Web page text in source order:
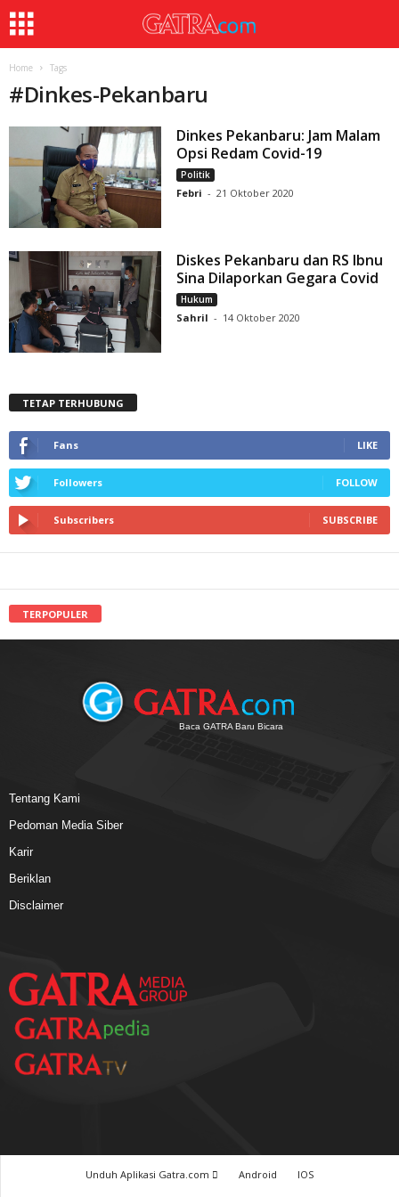
Home Tags
#Dinkes-Pekanbaru
Dinkes Pekanbaru: Jam Malam
Opsi Redam Covid-19
Politik
Febri - 21 Oktober 2020
Diskes Pekanbaru dan RS Ibnu
Sina Dilaporkan Gegara Covid
Hukum
Sahril - 14 Oktober 2020
TETAP TERHUBUNG
Fans LIKE
Followers FOLLOW
Subscribers SUBSCRIBE
TERPOPULER
Baca GATRA Baru Bicara
Tentang Kami
Pedoman Media Siber
Karir
Beriklan
Disclaimer
Unduh Aplikasi Gatra.com Android
IOS